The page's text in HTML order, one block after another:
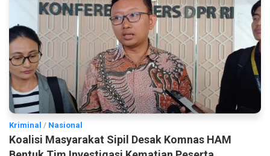
Kriminal / Nasional
Koalisi Masyarakat Sipil Desak Komnas HAM